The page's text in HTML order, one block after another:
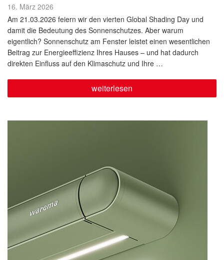
Veröffentlicht
am
16. März 2026
Am 21.03.2026 feiern wir den vierten Global Shading Day und
damit die Bedeutung des Sonnenschutzes. Aber warum
eigentlich? Sonnenschutz am Fenster leistet einen wesentlichen
Beitrag zur Energieeffizienz Ihres Hauses – und hat dadurch
direkten Einfluss auf den Klimaschutz und Ihre …
„Energie
sparen
schützen“
weiterlesen